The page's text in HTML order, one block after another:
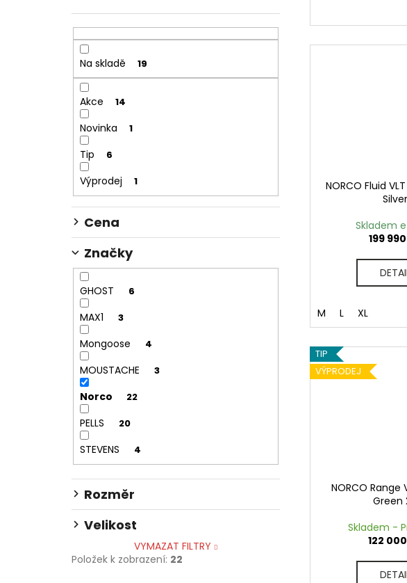
Na skladě 19
Akce 14
Novinka 1
Tip 6
Výprodej 1
Cena
Značky
GHOST 6
MAX1 3
Mongoose 4
MOUSTACHE 3
Norco 22
PELLS 20
STEVENS 4
Rozměr
Velikost
VYMAZAT FILTRY
Položek k zobrazení: 22
NORCO Fluid
Silver
Skladem
199
M L XL
TIP
VÝPRODEJ
NORCO Range
Green
Skladem -
122